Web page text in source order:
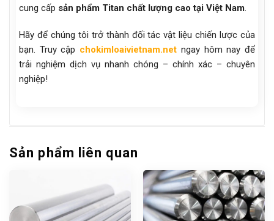
cung cấp sản phẩm Titan chất lượng cao tại Việt Nam.
Hãy để chúng tôi trở thành đối tác vật liệu chiến lược của
bạn. Truy cập chokimloaivietnam.net ngay hôm nay để
trải nghiệm dịch vụ nhanh chóng – chính xác – chuyên
nghiệp!
Sản phẩm liên quan